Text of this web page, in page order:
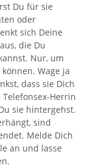
Du für sie
oder
sich Deine
die Du
Nur, um
Wage ja
dass sie Dich
Herrin
sie hintergehst.
sind
Melde Dich
an und lasse